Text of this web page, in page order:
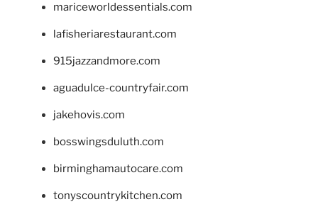
mariceworldessentials.com
lafisheriarestaurant.com
915jazzandmore.com
aguadulce-countryfair.com
jakehovis.com
bosswingsduluth.com
birminghamautocare.com
tonyscountrykitchen.com